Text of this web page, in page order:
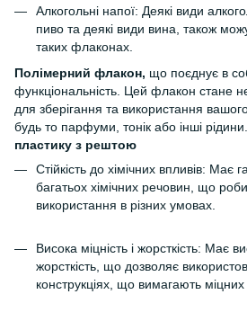
Алкогольні напої: Деякі види
пиво та деякі види вина, також
таких флаконах.
Полімерний флакон, що поєднує в
функціональність. Цей флакон стане
для зберігання та використання
будь то парфуми, тонік або інші рідини.
пластику з рештою
Стійкість до хімічних впливів: Має
багатьох хімічних речовин, що
використання в різних умовах.
Висока міцність і жорсткість: Має
жорсткість, що дозволяє
конструкціях, що вимагають міцних